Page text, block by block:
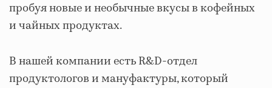
пробуя новые и необычные вкусы в кофейных
и чайных продуктах.
В нашей компании есть R&D-отдел
продуктологов и мануфактуры, который